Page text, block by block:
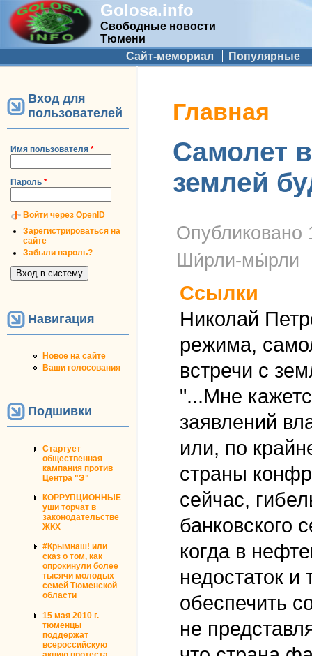
Golosa.info
Свободные новости
Тюмени
Дополнительное меню
Сайт-мемориал Популярные
Вход для
пользователей
Имя пользователя *
Пароль *
Войти через OpenID
Зарегистрироваться на
сайте
Забыли пароль?
Навигация
Новое на сайте
Ваши голосования
Подшивки
Стартует
общественная
кампания против
Центра "Э"
КОРРУПЦИОННЫЕ
уши торчат в
законодательстве
ЖКХ
#Крымнаш! или
сказ о том, как
опрокинули более
тысячи молодых
семей Тюменской
области
15 мая 2010 г.
тюменцы
поддержат
всероссийскую
Вы здесь
Главная
Самолет
землей
Опубликовано
Ши́рли-мы́рли
Ссылки
Николай
режима,
встречи с
"...Мне
заявлений
или, по
страны
сейчас,
банковского
когда в
недостаток и
обеспечить
не